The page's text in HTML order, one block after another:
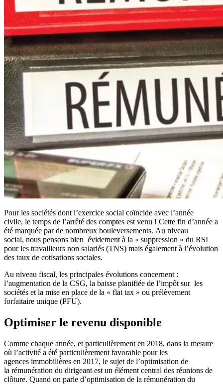
Pour les sociétés dont l’exercice social coïncide avec l’année
civile, le temps de l’arrêté des comptes est venu ! Cette fin d’année a
été marquée par de nombreux bouleversements. Au niveau
social, nous pensons bien évidement à la « suppression » du RSI
pour les travailleurs non salariés (TNS) mais également à l’évolution
des taux de cotisations sociales.
Au niveau fiscal, les principales évolutions concernent :
l’augmentation de la CSG, la baisse planifiée de l’impôt sur les
sociétés et la mise en place de la « flat tax » ou prélèvement
forfaitaire unique (PFU).
Optimiser le revenu disponible
Comme chaque année, et particulièrement en 2018, dans la mesure
où l’activité a été particulièrement favorable pour les
agences immobilières en 2017, le sujet de l’optimisation de
la rémunération du dirigeant est un élément central des réunions de
clôture. Quand on parle d’optimisation de la rémunération du